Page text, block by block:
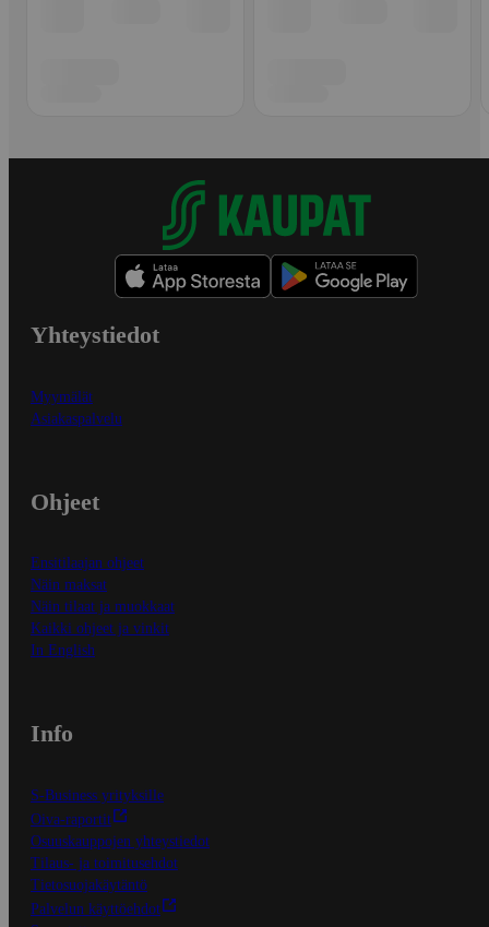
Yhteystiedot
Myymälät
Asiakaspalvelu
Ohjeet
Ensitilaajan ohjeet
Näin maksat
Näin tilaat ja muokkaat
Kaikki ohjeet ja vinkit
In English
Info
S-Business yrityksille
Oiva-raportit
Osuuskauppojen yhteystiedot
Tilaus- ja toimitusehdot
Tietosuojakäytäntö
Palvelun käyttöehdot